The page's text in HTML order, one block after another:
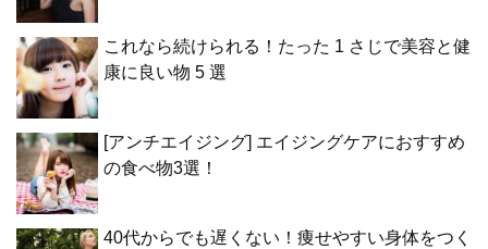
これなら続けられる！たった 1 さじで美容と健
康に良い物 5 選
[アンチエイジング] エイジングケアにおすすめ
の食べ物3選！
40代からでも遅くない！痩せやすい身体をつく